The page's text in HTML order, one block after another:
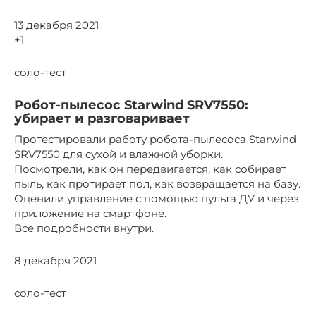
13 декабря 2021
+1
соло-тест
Робот-пылесос Starwind SRV7550:
убирает и разговаривает
Протестировали работу робота-пылесоса Starwind
SRV7550 для сухой и влажной уборки.
Посмотрели, как он передвигается, как собирает
пыль, как протирает пол, как возвращается на базу.
Оценили управление с помощью пульта ДУ и через
приложение на смартфоне.
Все подробности внутри.
8 декабря 2021
соло-тест